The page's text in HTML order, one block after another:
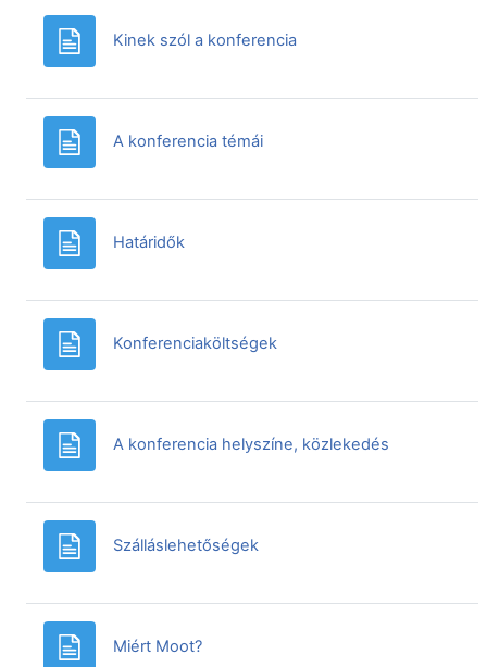
Kinek szól a konferenciaOldal
A konferencia témáiOldal
HatáridőkOldal
KonferenciaköltségekOldal
A konferencia helyszíne, közlekedés
SzálláslehetőségekOldal
Miért Moot?Oldal